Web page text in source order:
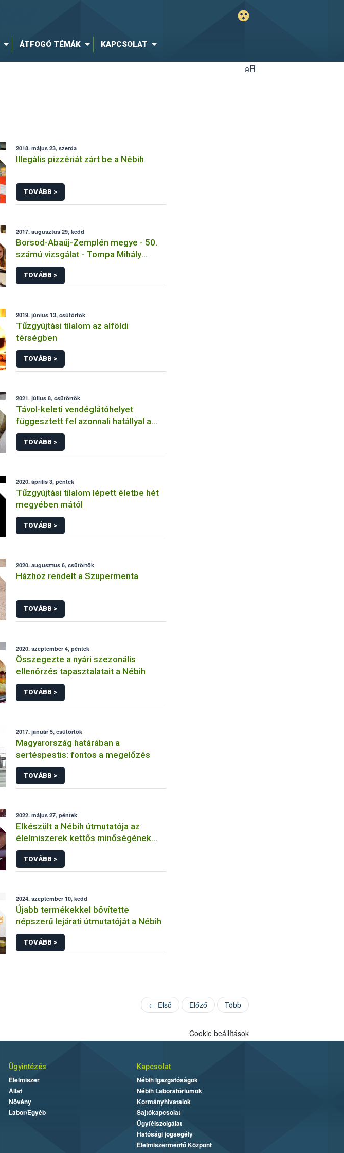
ÁTFOGÓ TÉMÁK KAPCSOLAT
2018. május 23, szerda
Illegális pizzériát zárt be a Nébih
TOVÁBB >
2017. augusztus 29, kedd
Borsod-Abaúj-Zemplén megye - 50.
számú vizsgálat - Tompa Mihály
Református Általános Iskola
TOVÁBB >
2019. június 13, csütörtök
Tűzgyújtási tilalom az alföldi
térségben
TOVÁBB >
2021. július 8, csütörtök
Távol-keleti vendéglátóhelyet
függesztett fel azonnali hatállyal a
Nébih
TOVÁBB >
2020. április 3, péntek
Tűzgyújtási tilalom lépett életbe hét
megyében mától
TOVÁBB >
2020. augusztus 6, csütörtök
Házhoz rendelt a Szupermenta
TOVÁBB >
2020. szeptember 4, péntek
Összegezte a nyári szezonális
ellenőrzés tapasztalatait a Nébih
TOVÁBB >
2017. január 5, csütörtök
Magyarország határában a
sertéspestis: fontos a megelőzés
TOVÁBB >
2022. május 27, péntek
Elkészült a Nébih útmutatója az
élelmiszerek kettős minőségének
vizsgálatához
TOVÁBB >
2024. szeptember 10, kedd
Újabb termékekkel bővítette
népszerű lejárati útmutatóját a Nébih
TOVÁBB >
← Első Előző Több
Cookie beállítások
Ügyintézés
Élelmiszer
Állat
Növény
Labor/Egyéb
Kapcsolat
Nébih Igazgatóságok
Nébih Laboratóriumok
Kormányhivatalok
Sajtókapcsolat
Ügyfélszolgálat
Hatósági jogsegély
Élelmiszermentő Központ